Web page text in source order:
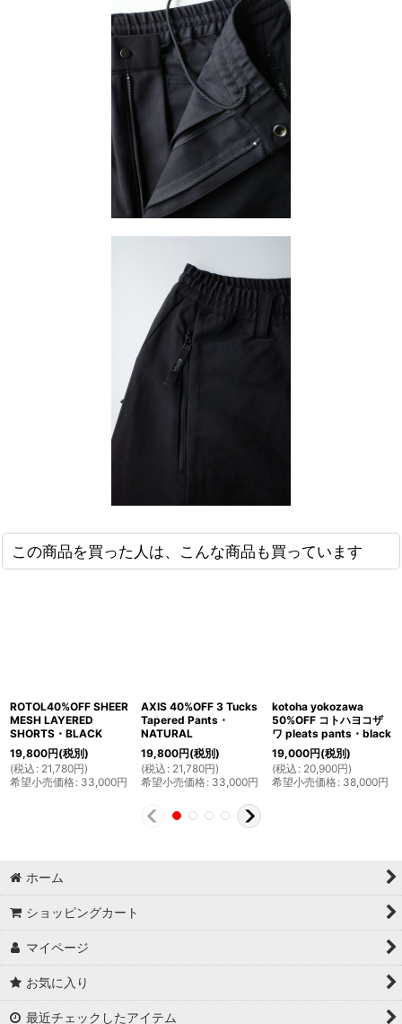
この商品を買った人は、こんな商品も買っています
ROTOL40%OFF SHEER
MESH LAYERED
SHORTS・BLACK
19,800円(税別)
(税込 : 21,780円)
希望小売価格: 33,000円
AXIS 40%OFF 3 Tucks
Tapered Pants・
NATURAL
19,800円(税別)
(税込 : 21,780円)
希望小売価格: 33,000円
kotoha yokozawa
50%OFF コトハヨコザ
ワ pleats pants・black
19,000円(税別)
(税込 : 20,900円)
希望小売価格: 38,000円
ホーム
ショッピングカート
マイページ
お気に入り
最近チェックしたアイテム